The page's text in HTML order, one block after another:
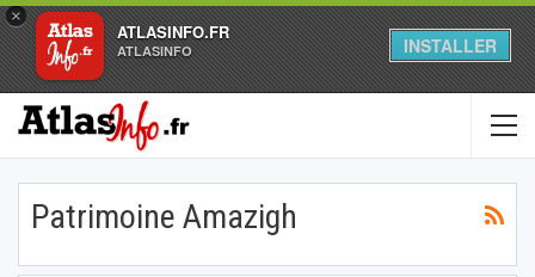
×
ATLASINFO.FR
ATLASINFO INSTALLER
Patrimoine Amazigh